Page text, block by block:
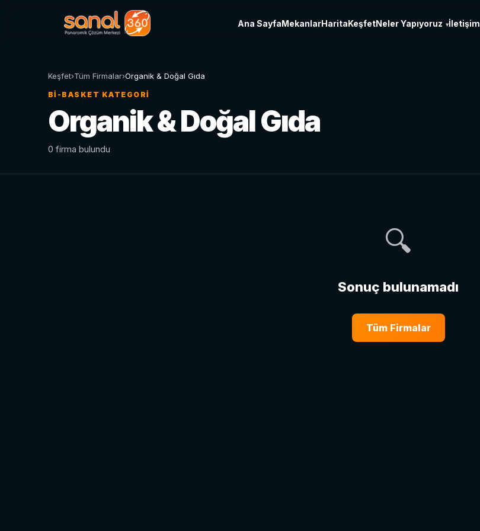
Ana SayfaMekanlarHaritaKeşfetNeler Yapıyoruz ▾İletişim
Keşfet›Tüm Firmalar›Organik & Doğal Gıda
BI-BASKET KATEGORI
Organik & Doğal Gıda
0 firma bulundu
🔍
Sonuç bulunamadı
Tüm Firmalar